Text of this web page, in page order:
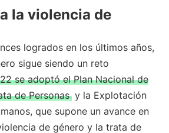
la violencia de
logrados en los últimos años,
sigue siendo un reto
se adoptó el Plan Nacional de
de Personas y la Explotación
que supone un avance en
de género y la trata de